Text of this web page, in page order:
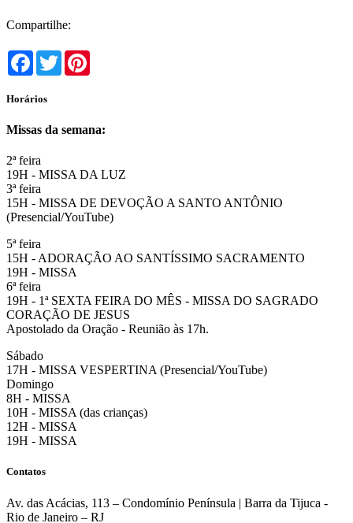
Compartilhe:
Facebook
Twitter
Horários
Missas da semana:
2ª feira
19H - MISSA DA LUZ
3ª feira
15H - MISSA DE DEVOÇÃO A SANTO ANTÔNIO
(Presencial/YouTube)
5ª feira
15H - ADORAÇÃO AO SANTÍSSIMO SACRAMENTO
19H - MISSA
6ª feira
19H - 1ª SEXTA FEIRA DO MÊS - MISSA DO SAGRADO
CORAÇÃO DE JESUS
Apostolado da Oração - Reunião às 17h.
Sábado
17H - MISSA VESPERTINA (Presencial/YouTube)
Domingo
8H - MISSA
10H - MISSA (das crianças)
12H - MISSA
19H - MISSA
Contatos
Av. das Acácias, 113 – Condomínio Península | Barra da Tijuca -
Rio de Janeiro – RJ